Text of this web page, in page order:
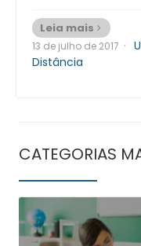
Leia mais
13 de julho de 2017 ·
Distância
CATEGORIAS